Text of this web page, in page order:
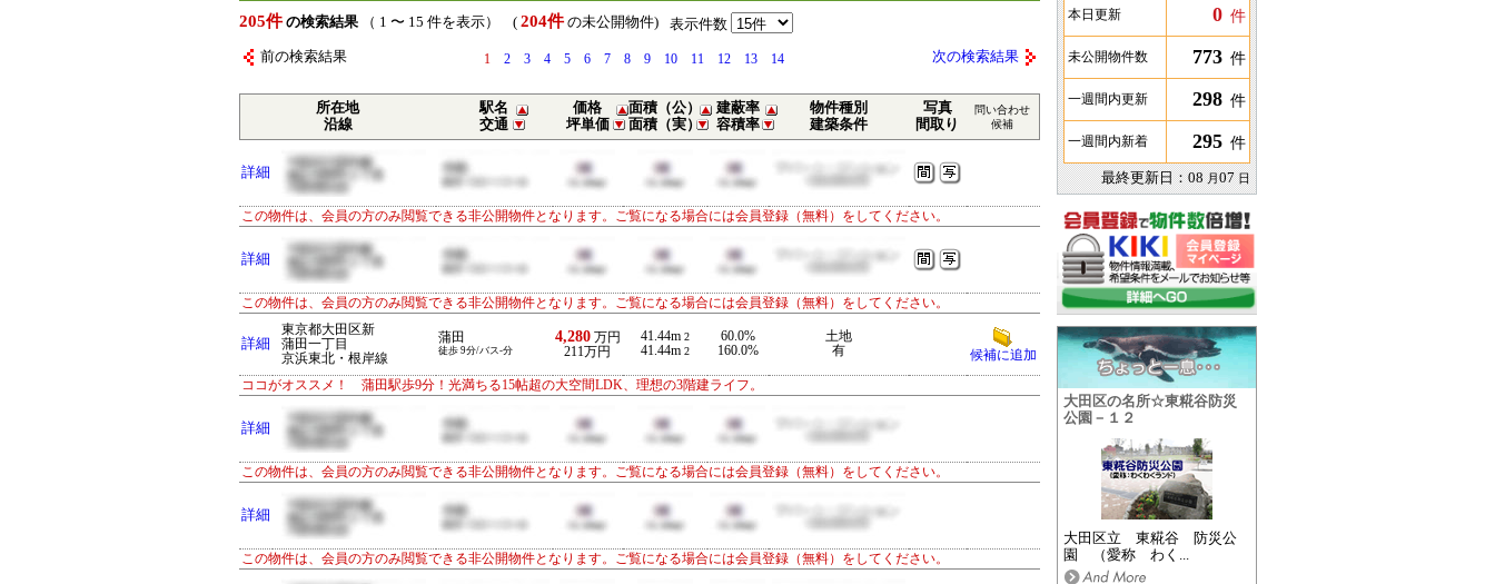
本日更新 0 件
未公開物件数 773 件
一週間内更新 298 件
一週間内新着 295 件
最終更新日：08 月07 日
大田区の名所☆東糀谷防災
公園－１２
大田区立 東糀谷 防災公
園 （愛称 わく...
205件 の検索結果（ 1 〜 15 件を表示） ( 204件の未公開物件) 表示件数
前の検索結果 1 2 3 4 5 6 7 8 9 10 11 12 13 14 次の検索結果
所在地
沿線
駅名
交通
価格
坪単価
面積（公）
面積（実）
建蔽率
容積率
物件種別
建築条件
写真
間取り
問い合わせ
候補
詳細
この物件は、会員の方のみ閲覧できる非公開物件となります。ご覧になる場合には会員登録（無料）をしてください。
詳細
この物件は、会員の方のみ閲覧できる非公開物件となります。ご覧になる場合には会員登録（無料）をしてください。
詳細
東京都大田区新
蒲田一丁目
京浜東北・根岸線
蒲田
徒歩 9分/バス-分
4,280万円
211万円
41.44m 2
41.44m 2
60.0%
160.0%
土地
有
候補に追加
ココがオススメ！ 蒲田駅歩9分！光満ちる15帖超の大空間LDK、理想の3階建ライフ。
詳細
この物件は、会員の方のみ閲覧できる非公開物件となります。ご覧になる場合には会員登録（無料）をしてください。
詳細
この物件は、会員の方のみ閲覧できる非公開物件となります。ご覧になる場合には会員登録（無料）をしてください。